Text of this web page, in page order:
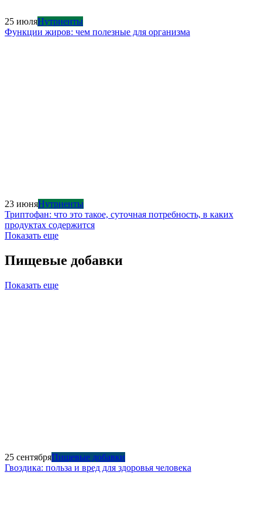
25 июляНутриенты
Функции жиров: чем полезные для организма
23 июняНутриенты
Триптофан: что это такое, суточная потребность, в каких
продуктах содержится
Показать еще
Пищевые добавки
Показать еще
25 сентябряПищевые добавки
Гвоздика: польза и вред для здоровья человека